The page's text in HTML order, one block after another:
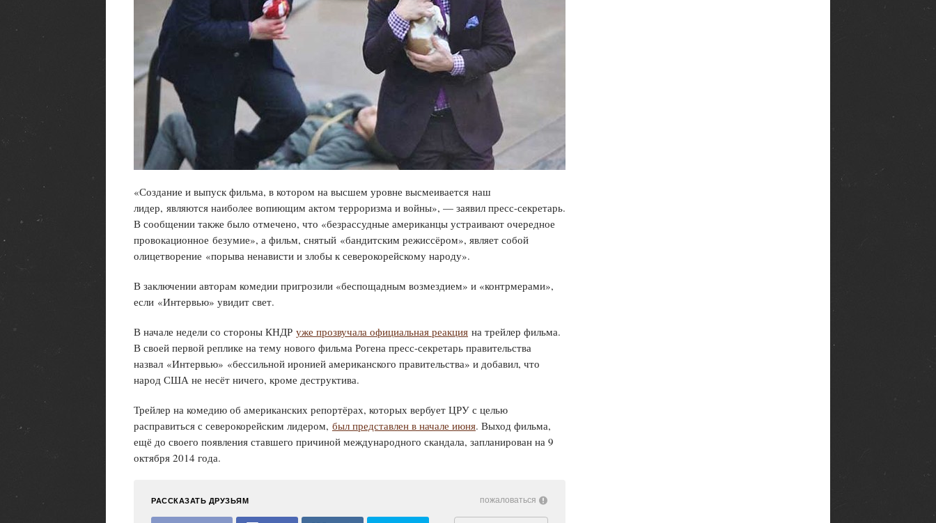
«Создание и выпуск фильма, в котором на высшем уровне высмеивается наш
лидер, являются наиболее вопиющим актом терроризма и войны», — заявил пресс-секретарь.
В сообщении также было отмечено, что «безрассудные американцы устраивают очередное
провокационное безумие», а фильм, снятый «бандитским режиссёром», являет собой
олицетворение «порыва ненависти и злобы к северокорейскому народу».
В заключении авторам комедии пригрозили «беспощадным возмездием» и «контрмерами»,
если «Интервью» увидит свет.
В начале недели со стороны КНДР уже прозвучала официальная реакция на трейлер фильма.
В своей первой реплике на тему нового фильма Рогена пресс-секретарь правительства
назвал «Интервью» «бессильной иронией американского правительства» и добавил, что
народ США не несёт ничего, кроме деструктива.
Трейлер на комедию об американских репортёрах, которых вербует ЦРУ с целью
расправиться с северокорейским лидером, был представлен в начале июня. Выход фильма,
ещё до своего появления ставшего причиной международного скандала, запланирован на 9
октября 2014 года.
РАССКАЗАТЬ ДРУЗЬЯМ пожаловаться